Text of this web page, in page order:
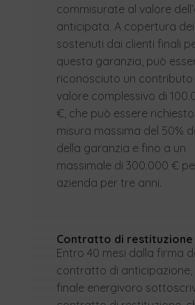
commisurate al valore
anticipata. A copertura
sostenuti dai clienti finali
questa garanzia, può
riconosciuto un contributo
valore complessivo di
€, che può essere
misura massima del 50%
della garanzia e fino a un
massimale di 300.000 €
azienda per tre anni.
Contratto di restituzione
Entro 40 mesi dalla firma
contratto di anticipazione,
finale energivoro